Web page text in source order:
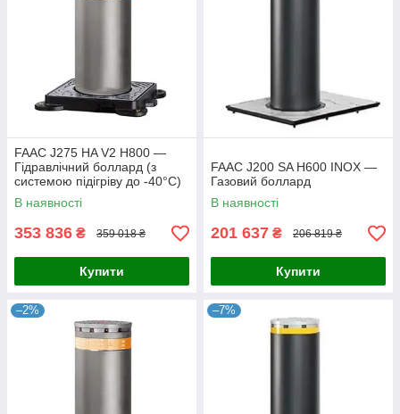
FAAC J275 HA V2 H800 —
Гідравлічний боллард (з
системою підігріву до -40°C)
В наявності
353 836 ₴ 359 018 ₴
Купити
FAAC J200 SA H600 INOX —
Газовий боллард
В наявності
201 637 ₴ 206 819 ₴
Купити
–2% –7%